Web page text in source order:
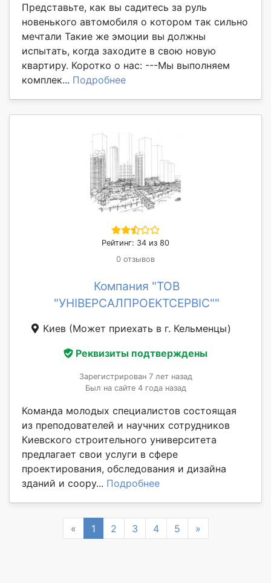
Представьте, как вы садитесь за руль
новенького автомобиля о котором так сильно
мечтали Такие же эмоции вы должны
испытать, когда заходите в свою новую
квартиру. Коротко о нас: ---Мы выполняем
комплек... Подробнее
Рейтинг: 34 из 80
0 отзывов
Компания "ТОВ
"УНІВЕРСАЛПРОЕКТСЕРВІС""
Киев (Может приехать в г. Кельменцы)
Реквизиты подтверждены
Зарегистрирован 7 лет назад
Был на сайте 4 года назад
Команда молодых специалистов состоящая
из преподователей и научних сотрудников
Киевского строительного университета
предлагает свои услуги в сфере
проектирования, обследования и дизайна
зданий и соору... Подробнее
« Previous
1 2 3 4 5 »Next